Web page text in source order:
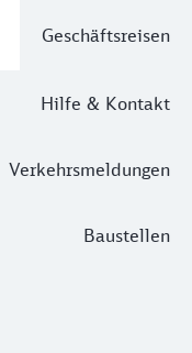
Geschäftsreisen
Hilfe & Kontakt
Verkehrsmeldungen
Baustellen